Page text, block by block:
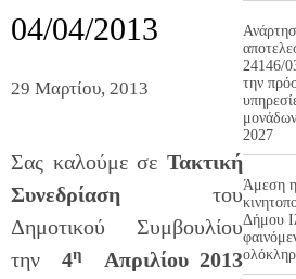
04/04/2013
29 Μαρτίου, 2013
Σας καλούμε σε Τακτική
Συνεδρίαση του
Δημοτικού Συμβουλίου
την 4η
Απριλίου 2013
24146/
την
2027
Άμεση η
Δήμου